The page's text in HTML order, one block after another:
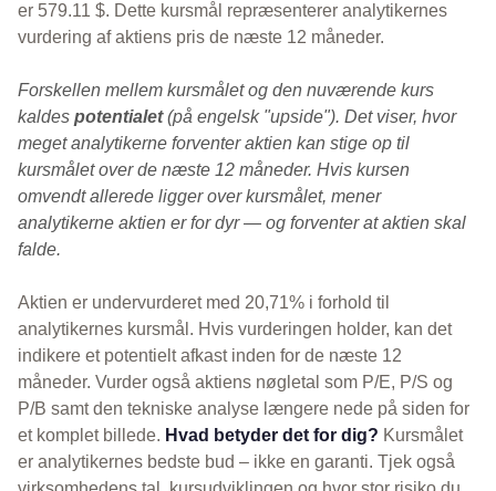
er 579.11 $. Dette kursmål repræsenterer analytikernes
vurdering af aktiens pris de næste 12 måneder.
Forskellen mellem kursmålet og den nuværende kurs
kaldes potentialet(på engelsk "upside"). Det viser, hvor
meget analytikerne forventer aktien kan stige op til
kursmålet over de næste 12 måneder. Hvis kursen
omvendt allerede ligger over kursmålet, mener
analytikerne aktien er for dyr — og forventer at aktien skal
falde.
Aktien er undervurderet med 20,71% i forhold til
analytikernes kursmål. Hvis vurderingen holder, kan det
indikere et potentielt afkast inden for de næste 12
måneder. Vurder også aktiens nøgletal som P/E, P/S og
P/B samt den tekniske analyse længere nede på siden for
et komplet billede. Hvad betyder det for dig? Kursmålet
er analytikernes bedste bud – ikke en garanti. Tjek også